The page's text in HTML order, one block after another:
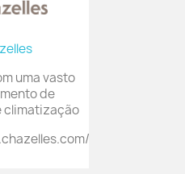
uma vasto
de
climatização